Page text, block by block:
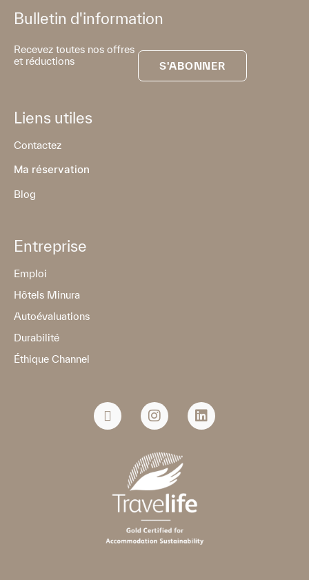
Bulletin d'information
Recevez toutes nos offres
et réductions
S'ABONNER
Liens utiles
Contactez
Ma réservation
Blog
Entreprise
Emploi
Hôtels Minura
Autoévaluations
Durabilité
Éthique Channel